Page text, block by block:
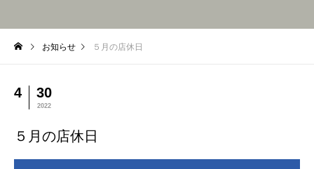
お知らせ ５月の店休日
4 30
2022
５月の店休日